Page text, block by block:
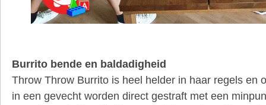
Burrito bende en baldadigheid
Throw Throw Burrito is heel helder in haar regels en
in een gevecht worden direct gestraft met een